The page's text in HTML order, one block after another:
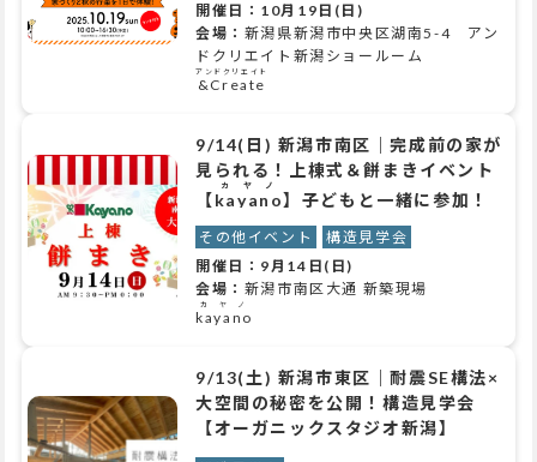
開催日： 10月19日(日)
会場： 新潟県新潟市中央区湖南5-4 アン
ドクリエイト新潟ショールーム
&Create
アンドクリエイト
9/14(日) 新潟市南区｜完成前の家が
見られる！上棟式＆餅まきイベント
【kayano
カヤノ
】子どもと一緒に参加！
その他イベント
構造見学会
開催日： 9月14日(日)
会場： 新潟市南区大通 新築現場
kayano
カヤノ
9/13(土) 新潟市東区｜耐震SE構法×
大空間の秘密を公開！構造見学会
【オーガニックスタジオ新潟】